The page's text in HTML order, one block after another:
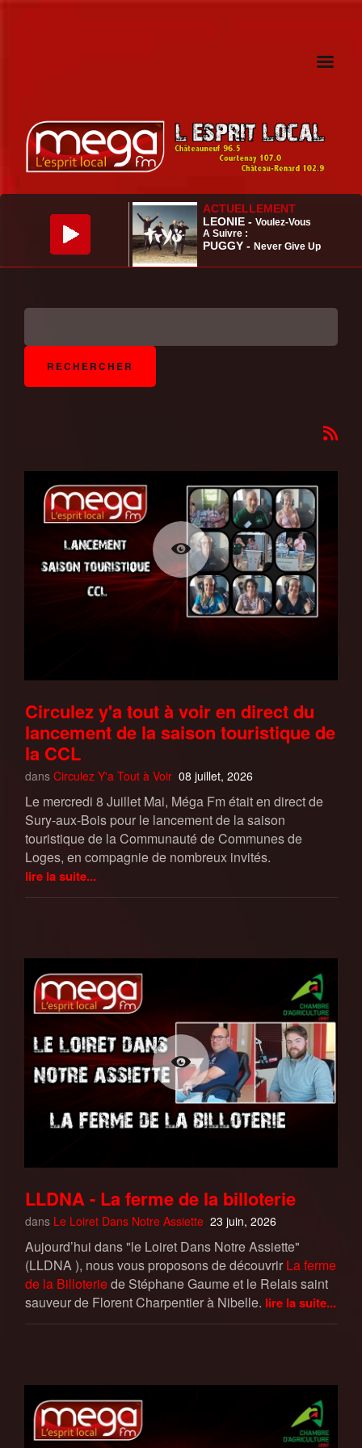
Circulez y'a tout à voir en direct du
lancement de la saison touristique de
la CCL
dans Circulez Y'a Tout à Voir 08 juillet, 2026
Le mercredi 8 Juillet Mai, Méga Fm était en direct de
Sury-aux-Bois pour le lancement de la saison
touristique de la Communauté de Communes de
Loges, en compagnie de nombreux invités.
lire la suite...
LLDNA - La ferme de la billoterie
dans Le Loiret Dans Notre Assiette 23 juin, 2026
Aujourd’hui dans "le Loiret Dans Notre Assiette"
(LLDNA ), nous vous proposons de découvrir La ferme
de la Billoteriede Stéphane Gaume et le Relais saint
sauveur de Florent Charpentier à Nibelle. lire la suite...